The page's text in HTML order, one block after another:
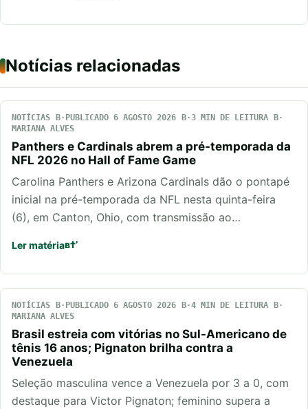
Notícias relacionadas
NOTÍCIAS PUBLICADO 6 AGOSTO 2026
3 MIN DE LEITURA
MARIANA ALVES
Panthers e Cardinals abrem a pré-temporada da
NFL 2026 no Hall of Fame Game
Carolina Panthers e Arizona Cardinals dão o pontapé
inicial na pré-temporada da NFL nesta quinta-feira
(6), em Canton, Ohio, com transmissão ao…
Ler matéria
NOTÍCIAS PUBLICADO 6 AGOSTO 2026
4 MIN DE LEITURA
MARIANA ALVES
Brasil estreia com vitórias no Sul-Americano de
tênis 16 anos; Pignaton brilha contra a
Venezuela
Seleção masculina vence a Venezuela por 3 a 0, com
destaque para Victor Pignaton; feminino supera a